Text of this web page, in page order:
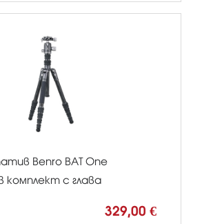
Benro BAT One
в комплект с глава
329,00 €